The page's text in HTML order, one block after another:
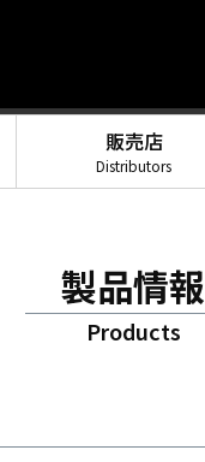
販売店
Distributors
製品情報
Products